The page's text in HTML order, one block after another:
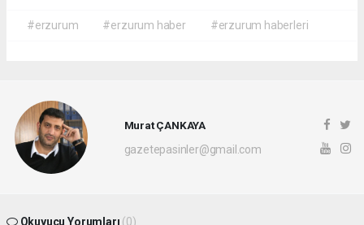
#erzurum #erzurum haber #erzurum haberleri
Murat ÇANKAYA
gazetepasinler@gmail.com
Okuyucu Yorumları (0)